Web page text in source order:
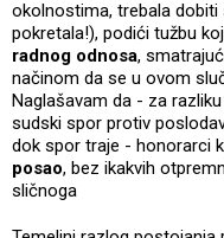
okolnostima, trebala
pokretala!), podići tužbu
radnog odnosa,
načinom da se u ovom
Naglašavam da - za
sudski spor protiv
dok spor traje - honorarci
posao, bez ikakvih
sličnoga